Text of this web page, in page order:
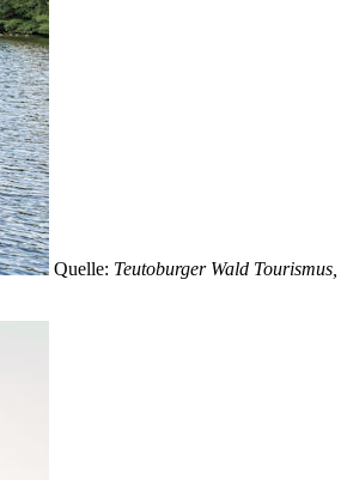
Quelle: Teutoburger Wald